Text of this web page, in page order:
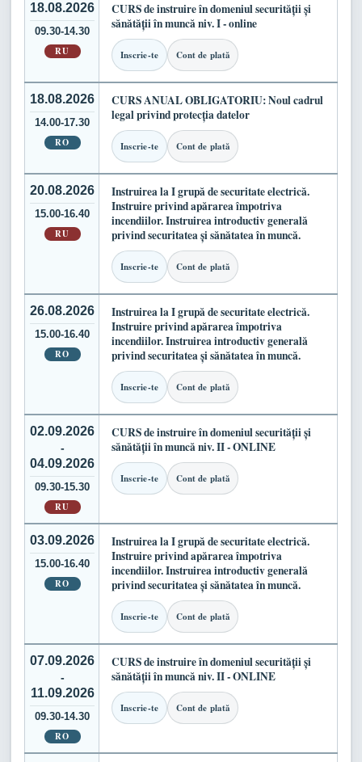
18.08.2026
09.30-14.30
RU
CURS de instruire în domeniul securității și
sănătății în muncă niv. I - online
Inscrie-te Cont de plată
18.08.2026
14.00-17.30
RO
CURS ANUAL OBLIGATORIU: Noul cadrul
legal privind protecția datelor
Inscrie-te Cont de plată
20.08.2026
15.00-16.40
RU
Instruirea la I grupă de securitate electrică.
Instruire privind apărarea împotriva
incendiilor. Instruirea introductiv generală
privind securitatea și sănătatea în muncă.
Inscrie-te Cont de plată
26.08.2026
15.00-16.40
RO
Instruirea la I grupă de securitate electrică.
Instruire privind apărarea împotriva
incendiilor. Instruirea introductiv generală
privind securitatea și sănătatea în muncă.
Inscrie-te Cont de plată
02.09.2026
-
04.09.2026
09.30-15.30
RU
CURS de instruire în domeniul securității și
sănătății în muncă niv. II - ONLINE
Inscrie-te Cont de plată
03.09.2026
15.00-16.40
RO
Instruirea la I grupă de securitate electrică.
Instruire privind apărarea împotriva
incendiilor. Instruirea introductiv generală
privind securitatea și sănătatea în muncă.
Inscrie-te Cont de plată
07.09.2026
-
11.09.2026
09.30-14.30
RO
CURS de instruire în domeniul securității și
sănătății în muncă niv. II - ONLINE
Inscrie-te Cont de plată